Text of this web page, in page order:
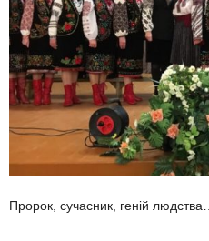
Пророк, сучасник, геній людства…